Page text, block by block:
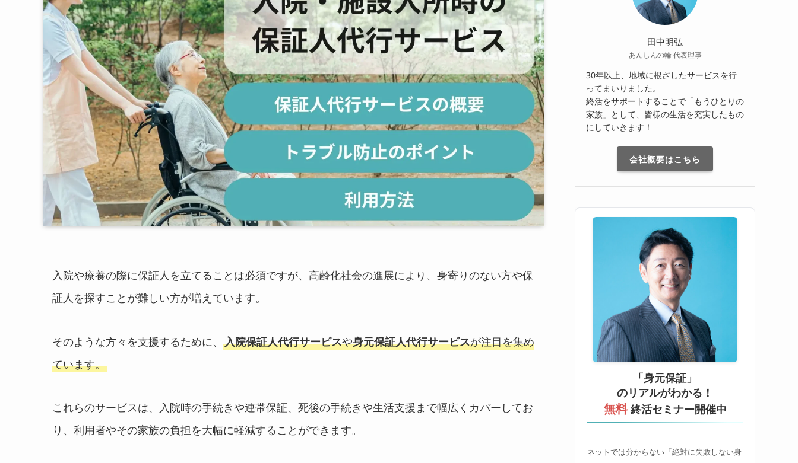
入院や療養の際に保証人を立てることは必須ですが、高齢化社会の進展により、身寄りのない方や保
証人を探すことが難しい方が増えています。
そのような方々を支援するために、 入院保証人代行サービスや身元保証人代行サービスが注目を集め
ています。
これらのサービスは、入院時の手続きや連帯保証、死後の手続きや生活支援まで幅広くカバーしてお
り、利用者やその家族の負担を大幅に軽減することができます。
田中明弘
あんしんの輪 代表理事
30年以上、地域に根ざしたサービスを行
ってまいりました。
終活をサポートすることで「もうひとりの
家族」として、皆様の生活を充実したもの
にしていきます！
会社概要はこちら
「身元保証」
のリアルがわかる！
無料終活セミナー開催中
ネットでは分からない「絶対に失敗しない身